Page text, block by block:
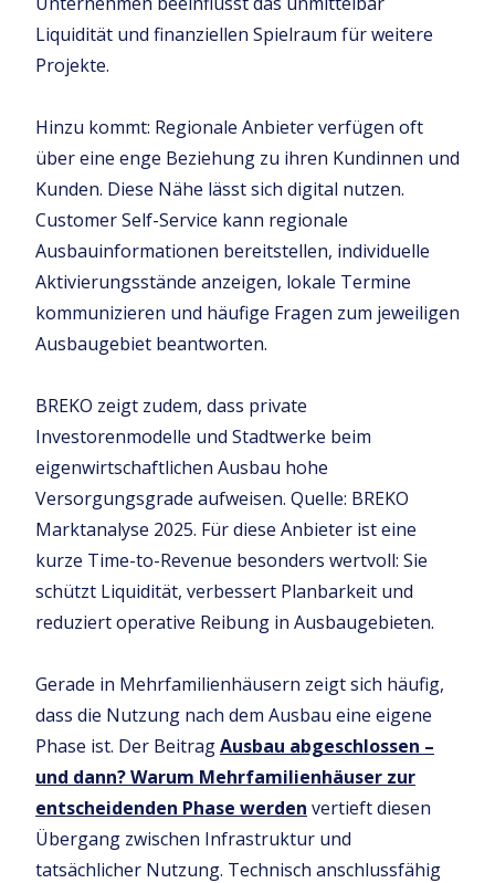
Liquidität und finanziellen Spielraum für weitere
Projekte.
Hinzu kommt: Regionale Anbieter verfügen oft
über eine enge Beziehung zu ihren Kundinnen und
Kunden. Diese Nähe lässt sich digital nutzen.
Customer Self-Service kann regionale
Ausbauinformationen bereitstellen, individuelle
Aktivierungsstände anzeigen, lokale Termine
kommunizieren und häufige Fragen zum jeweiligen
Ausbaugebiet beantworten.
BREKO zeigt zudem, dass private
Investorenmodelle und Stadtwerke beim
eigenwirtschaftlichen Ausbau hohe
Versorgungsgrade aufweisen. Quelle: BREKO
Marktanalyse 2025. Für diese Anbieter ist eine
kurze Time-to-Revenue besonders wertvoll: Sie
schützt Liquidität, verbessert Planbarkeit und
reduziert operative Reibung in Ausbaugebieten.
Gerade in Mehrfamilienhäusern zeigt sich häufig,
dass die Nutzung nach dem Ausbau eine eigene
Phase ist. Der BeitragAusbau abgeschlossen –
und dann? Warum Mehrfamilienhäuser zur
entscheidenden Phase werden vertieft diesen
Übergang zwischen Infrastruktur und
tatsächlicher Nutzung. Technisch anschlussfähig